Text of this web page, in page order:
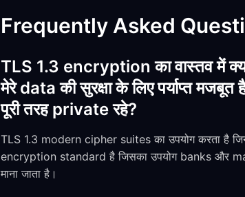
Frequently Asked
TLS 1.3 encryption का वास्तव में
मेरे data की सुरक्षा के लिए पर्याप्त
पूरी तरह private रहे?
TLS 1.3 modern cipher suites का उपयोग करता है
encryption standard है जिसका उपयोग banks और
माना जाता है।